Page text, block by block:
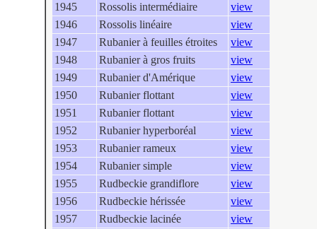
1945
Rossolis intermédiaire
view
1946
Rossolis linéaire
view
1947
Rubanier à feuilles étroites
view
1948
Rubanier à gros fruits
view
1949
Rubanier d'Amérique
view
1950
Rubanier flottant
view
1951
Rubanier flottant
view
1952
Rubanier hyperboréal
view
1953
Rubanier rameux
view
1954
Rubanier simple
view
1955
Rudbeckie grandiflore
view
1956
Rudbeckie hérissée
view
1957
Rudbeckie lacinée
view